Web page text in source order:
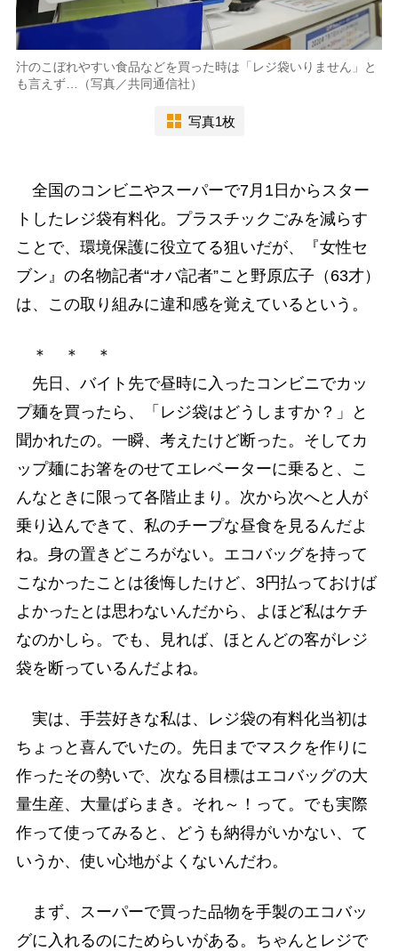
汁のこぼれやすい食品などを買った時は「レジ袋いりません」と
も言えず…（写真／共同通信社）
写真1枚
全国のコンビニやスーパーで7月1日からスター
トしたレジ袋有料化。プラスチックごみを減らす
ことで、環境保護に役立てる狙いだが、『女性セ
ブン』の名物記者“オバ記者”こと野原広子（63才）
は、この取り組みに違和感を覚えているという。
＊ ＊ ＊
先日、バイト先で昼時に入ったコンビニでカッ
プ麺を買ったら、「レジ袋はどうしますか？」と
聞かれたの。一瞬、考えたけど断った。そしてカ
ップ麺にお箸をのせてエレベーターに乗ると、こ
んなときに限って各階止まり。次から次へと人が
乗り込んできて、私のチープな昼食を見るんだよ
ね。身の置きどころがない。エコバッグを持って
こなかったことは後悔したけど、3円払っておけば
よかったとは思わないんだから、よほど私はケチ
なのかしら。でも、見れば、ほとんどの客がレジ
袋を断っているんだよね。
実は、手芸好きな私は、レジ袋の有料化当初は
ちょっと喜んでいたの。先日までマスクを作りに
作ったその勢いで、次なる目標はエコバッグの大
量生産、大量ばらまき。それ～！って。でも実際
作って使ってみると、どうも納得がいかない、て
いうか、使い心地がよくないんだわ。
まず、スーパーで買った品物を手製のエコバッ
グに入れるのにためらいがある。ちゃんとレジで